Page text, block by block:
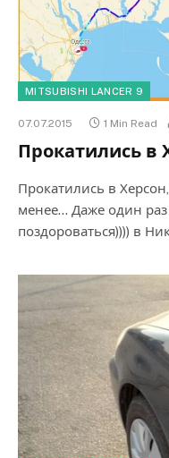
MITSUBISHI LANCER 9
07.07.2015 1 Min Read
Прокатились в
Прокатились в
менее… Даже один
поздороваться)))) в